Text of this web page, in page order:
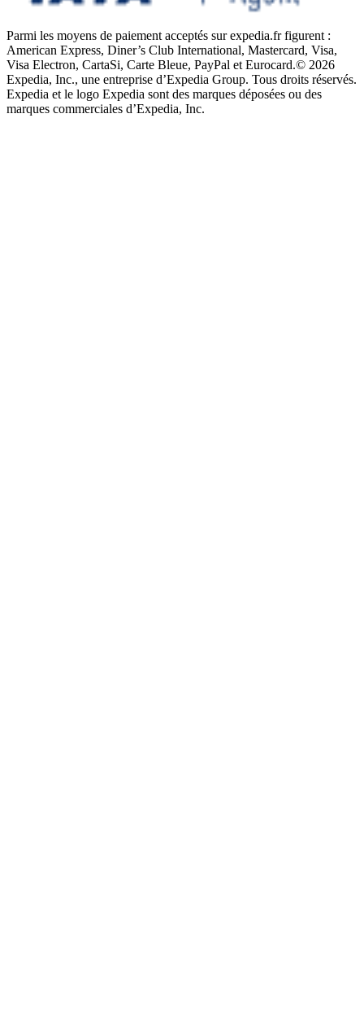
Parmi les moyens de paiement acceptés sur expedia.fr figurent :
American Express, Diner’s Club International, Mastercard, Visa,
Visa Electron, CartaSi, Carte Bleue, PayPal et Eurocard.© 2026
Expedia, Inc., une entreprise d’Expedia Group. Tous droits réservés.
Expedia et le logo Expedia sont des marques déposées ou des
marques commerciales d’Expedia, Inc.